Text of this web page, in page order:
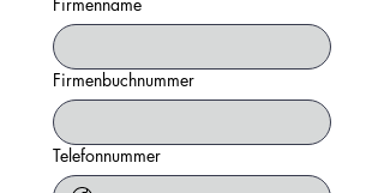
Firmenbuchnummer
Telefonnummer